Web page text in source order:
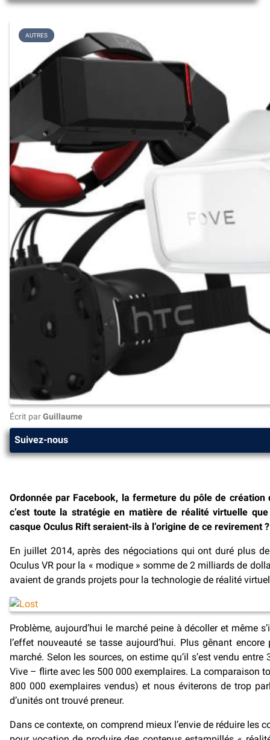
AUTRES
Écrit parGuillaume
Suivez-nous
Ordonnée par Facebook, la fermeture du pôle de
c’est toute la stratégie en matière de réalité virtuelle
casque Oculus Rift seraient-ils à l’origine de ce revirement ?
En juillet 2014, après des négociations qui ont duré plus
Oculus VR pour la « modique » somme de 2 milliards de
avaient de grands projets pour la technologie de réalité
Problème, aujourd’hui le marché peine à décoller et même
l’effet nouveauté se tasse aujourd’hui. Plus gênant
marché. Selon les sources, on estime qu’il s’est vendu
Vive – flirte avec les 500 000 exemplaires. La comparaison
800 000 exemplaires vendus) et nous éviterons de trop
d’unités ont trouvé preneur.
Dans ce contexte, on comprend mieux l’envie de réduire les